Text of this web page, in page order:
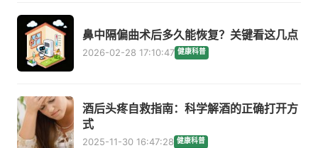
鼻中隔偏曲术后多久能恢复？关键看这几点
2026-02-28 17:10:47 健康科普
酒后头疼自救指南：科学解酒的正确打开方
式
2025-11-30 16:47:28 健康科普